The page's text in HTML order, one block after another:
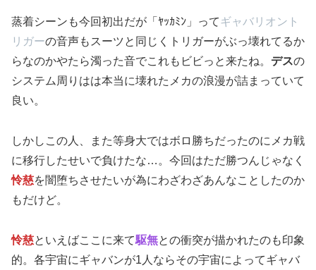
蒸着シーンも今回初出だが「ﾔｯｶﾐﾝ」ってギャバリオント
リガーの音声もスーツと同じくトリガーがぶっ壊れてるか
らなのかやたら濁った音でこれもビビっと来たね。 デスの
システム周りはは本当に壊れたメカの浪漫が詰まっていて
良い。
しかしこの人、また等身大ではボロ勝ちだったのにメカ戦
に移行したせいで負けたな…。今回はただ勝つんじゃなく
怜慈を闇堕ちさせたいが為にわざわざあんなことしたのか
もだけど。
怜慈といえばここに来て駆無との衝突が描かれたのも印象
的。各宇宙にギャバンが1人ならその宇宙によってギャバ